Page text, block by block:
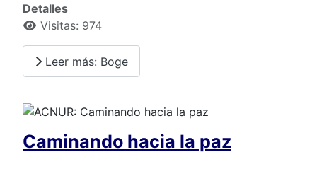
Detalles
Visitas: 974
Leer más: Boge
Caminando hacia la paz